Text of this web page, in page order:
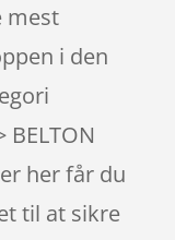
mest
i den
BELTON
her får du
til at sikre